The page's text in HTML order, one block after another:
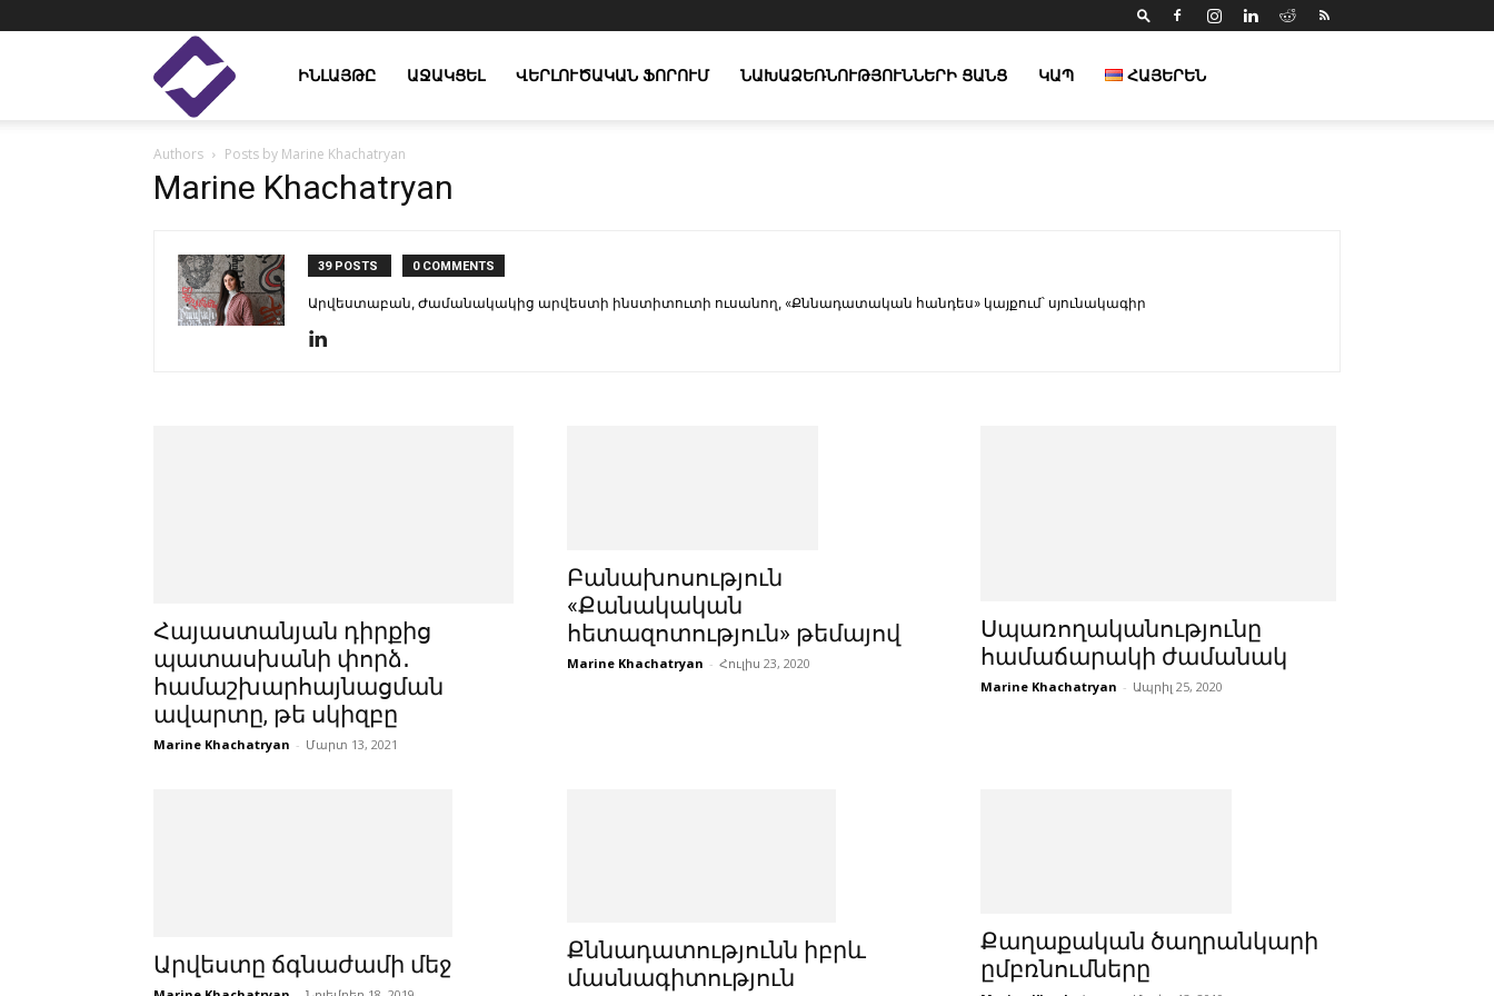
Enlight
Studies
ԻՆԼԱՅԹԸ ԱՋԱԿՑԵԼ ՎԵՐԼՈՒԾԱԿԱՆ ՖՈՐՈՒՄ ՆԱԽԱՁԵՌՆՈՒԹՅՈՒՆՆԵՐԻ ՑԱՆՑ ԿԱՊ ՀԱՅԵՐԵՆ
Authors Posts by Marine Khachatryan
Marine Khachatryan
39 POSTS 0 COMMENTS
Արվեստաբան, Ժամանակակից արվեստի ինստիտուտի ուսանող, «Քննադատական հանդես» կայքում՝ սյունակագիր
Հայաստանյան դիրքից
պատասխանի փորձ․
համաշխարհայնացման
ավարտը, թե սկիզբը
Marine Khachatryan - Մարտ 13, 2021
Բանախոսություն
«Քանակական
հետազոտություն» թեմայով
Marine Khachatryan - Հուլիս 23, 2020
Սպառողականությունը
համաճարակի ժամանակ
Marine Khachatryan - Ապրիլ 25, 2020
Արվեստը ճգնաժամի մեջ
Քննադատությունն իբրև
մասնագիտություն
Քաղաքական ծաղրանկարի
ըմբռնումները